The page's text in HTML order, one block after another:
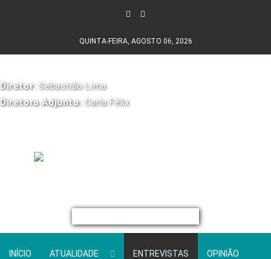
QUINTA-FEIRA, AGOSTO 06, 2026
Diretor: Sebastião Lima
Diretora Adjunta: Carla Félix
INÍCIO ATUALIDADE ENTREVISTAS OPINIÃO